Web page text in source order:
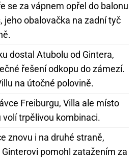
se za vápnem opřel do balonu
jeho obalovačka na zadní tyč
dostal Atubolu od Gintera,
řešení odkopu do zámezí.
na útočné polovině.
Freiburgu, Villa ale místo
volí trpělivou kombinaci.
znovu i na druhé straně,
pomohl zatažením za